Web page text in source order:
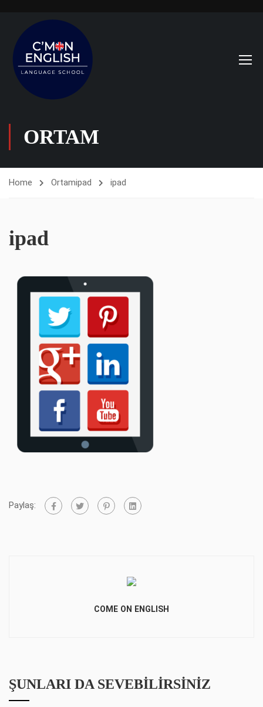
ORTAM
Home Ortamipad ipad
ipad
Paylaş:
COME ON ENGLISH
ŞUNLARI DA SEVEBILIRSINIZ